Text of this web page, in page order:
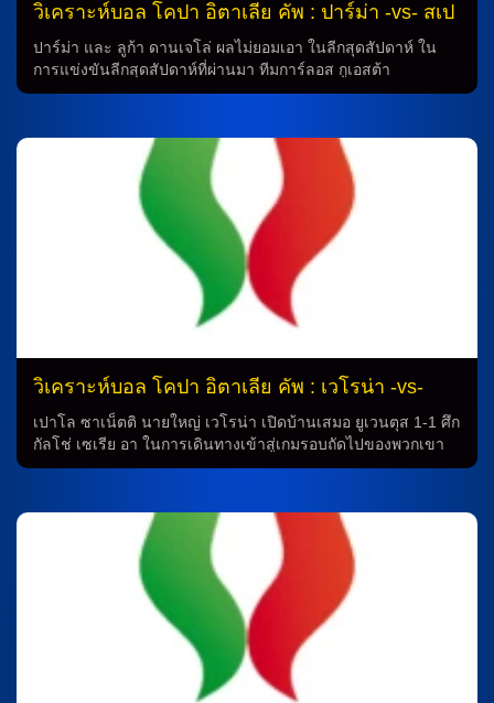
วิเคราะห์บอล โคปา อิตาเลีย คัพ : ปาร์ม่า -vs- สเป
เซีย
ปาร์ม่า และ ลูก้า ดานเจโล่ ผลไม่ยอมเอา ในลีกสุดสัปดาห์ ใน
การแข่งขันลีกสุดสัปดาห์ที่ผ่านมา ทีมการ์ลอส กูเอสต้า
เทรนเนอร์ ปาร์ม่า ต้องพบกับเครโมเนเซ่ ในเกมที่ลงจอดเสมอ 0-
แล้วใน โคปปา อิตาเลีย ทีมเปิดบ้านชนะ เปสคาร่า 2-0 เกมนี้ยัง
ไม่มี ยาค็อบ ออนเดรจก้า และ มาติย่า ฟรีกาน เจ็บเหมือนเดิม ใน
ขณะที่ เลาตาโร่ วาเลนติ ที่ได้พักมาเต็มๆ จะกลับมาเป็นตัวจริง
ในแนวรับ และด้านอื่นๆ ไซออน ซูซูกิ, อาเดรียง เบร์นาเบ้ และ
พาทริค คูโตรเน่ จะได้พัก โดยทีมจะใช้ เอดูอาร์โด้ คอร์วี่,
คริสเตียน โอดอนเญซ และ มิลาน ดูริช ออกสตาร์ทตัวจริง ลูก้า
ดานเจโล่ ยังไม่เอาใครในลีก ในทางกลับกัน […]
วิเคราะห์บอล โคปา อิตาเลีย คัพ : เวโรน่า -vs-
เวเนเซีย
เปาโล ซาเน็ตติ นายใหญ่ เวโรน่า เปิดบ้านเสมอ ยูเวนตุส 1-1 ศึก
กัลโช่ เซเรีย อา ในการเดินทางเข้าสู่เกมรอบถัดไปของพวกเขา
ในลีก ยูเวนตุสต้องพบกับ เชริญโญล่า ทีมจาก เซเรีย ซี และสิ่งที่
ก่อนหน้านี้ที่ทำให้ทีมต้องสู้ถึงดวลจุดโทษกว่าจะสามารถผ่านเช
ริญโญล่าได้ ความพร้อมของทัพเเขา ในเกมนี้ ยูเวนตุสยังต้อง
เผชิญกับการขาดนักเตะสำคัญอย่างอับดู ฮาร์ราอุย, ดาเนี่ยล มอส
เกร่า, โทมาส ซุสลอฟ และ โรแบร์โต้ กายาร์ดินี่ ที่เจ็บไปในขณะ
เดียวกัน นิโกลัส วาเลนตินี่ กับ ฟัลลู ชาม ยังต้องสลัดความเข้ากัน
ได้ใจ นอกจากนี้ นักเตะสำคัญอื่นๆ ก็สลดไปด้วย อ่านเพิ่มเติม:
ลอเรนโซ่ มอนติโป ต้องยืนที่ประตู และนักเตะเชียร์จาก กองหลัง
อุไน นูนเญซ, วิคเตอร์ เนลส์สัน และ มาร์ติน เฟรเซ่ ต้องพยายาม
ให้ดีอย่างมาก การระบาดของโรค มีข่าวร้ายๆ […]